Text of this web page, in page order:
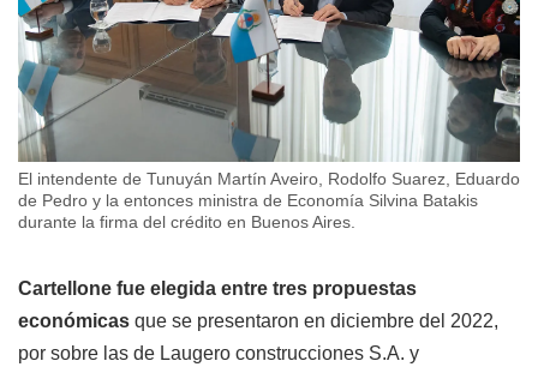
El intendente de Tunuyán Martín Aveiro, Rodolfo Suarez, Eduardo
de Pedro y la entonces ministra de Economía Silvina Batakis
durante la firma del crédito en Buenos Aires.
Cartellone fue elegida entre tres propuestas
económicas que se presentaron en diciembre del 2022,
por sobre las de Laugero construcciones S.A. y